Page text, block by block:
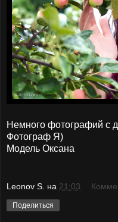
Немного фотографий с
Фотограф Я)
Модель Оксана
Leonov S. на 21:03
Поделиться